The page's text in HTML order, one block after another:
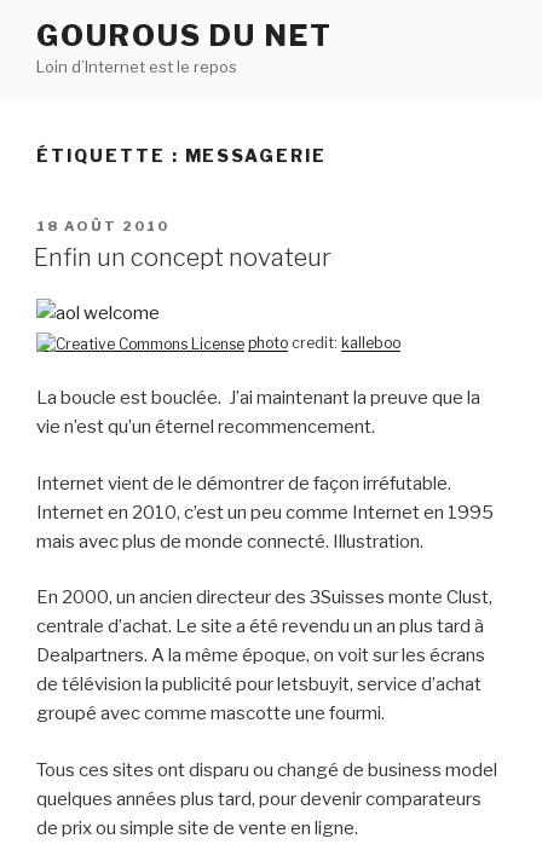
contenu
GOUROUS DU NET
Loin d’Internet est le repos
ÉTIQUETTE : MESSAGERIE
PUBLIÉ
LE
18 AOÛT 2010
Enfin un concept novateur
photo credit: kalleboo
La boucle est bouclée. J’ai maintenant la preuve que la
vie n’est qu’un éternel recommencement.
Internet vient de le démontrer de façon irréfutable.
Internet en 2010, c’est un peu comme Internet en 1995
mais avec plus de monde connecté. Illustration.
En 2000, un ancien directeur des 3Suisses monte Clust,
centrale d’achat. Le site a été revendu un an plus tard à
Dealpartners. A la même époque, on voit sur les écrans
de télévision la publicité pour letsbuyit, service d’achat
groupé avec comme mascotte une fourmi.
Tous ces sites ont disparu ou changé de business model
quelques années plus tard, pour devenir comparateurs
de prix ou simple site de vente en ligne.